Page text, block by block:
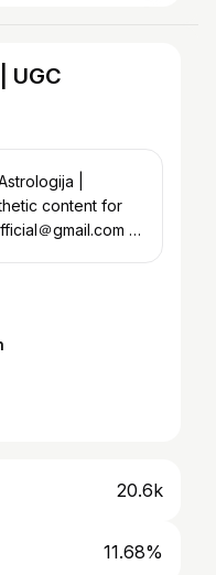
UGC
|
content for
＠gmail.com 📍
20.6k
11.68%